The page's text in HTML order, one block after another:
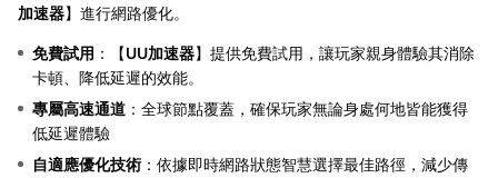
加速器】進行網路優化。
免費試用 ：【UU加速器】提供免費試用，讓玩家親身體驗其消除
卡頓、降低延遲的效能。
專屬高速通道 ：全球節點覆蓋，確保玩家無論身處何地皆能獲得
低延遲體驗
自適應優化技術 ：依據即時網路狀態智慧選擇最佳路徑，減少傳